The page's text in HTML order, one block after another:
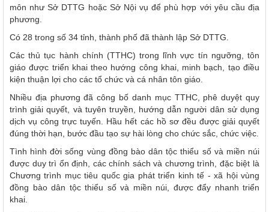
môn như Sở DTTG hoặc Sở Nội vụ để phù hợp với yêu cầu địa
phương.
Có 28 trong số 34 tỉnh, thành phố đã thành lập Sở DTTG.
Các thủ tục hành chính (TTHC) trong lĩnh vực tín ngưỡng, tôn
giáo được triển khai theo hướng công khai, minh bạch, tạo điều
kiện thuận lợi cho các tổ chức và cá nhân tôn giáo.
Nhiều địa phương đã công bố danh mục TTHC, phê duyệt quy
trình giải quyết, và tuyên truyền, hướng dẫn người dân sử dụng
dịch vụ công trực tuyến. Hầu hết các hồ sơ đều được giải quyết
đúng thời hạn, bước đầu tạo sự hài lòng cho chức sắc, chức việc.
Tình hình đời sống vùng đồng bào dân tộc thiểu số và miền núi
được duy trì ổn định, các chính sách và chương trình, đặc biệt là
Chương trình mục tiêu quốc gia phát triển kinh tế - xã hội vùng
đồng bào dân tộc thiểu số và miền núi, được đẩy nhanh triển
khai.